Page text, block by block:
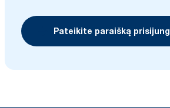
Pateikite paraišką